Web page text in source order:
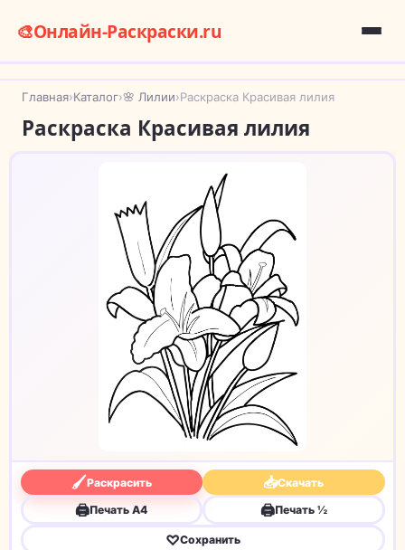
🎨Онлайн-Раскраски.ru
Главная›Каталог›🌸 Лилии›Раскраска Красивая лилия
Раскраска Красивая лилия
🖌Раскрасить 📥Скачать
🖨Печать A4 🖨Печать ½
♡Сохранить